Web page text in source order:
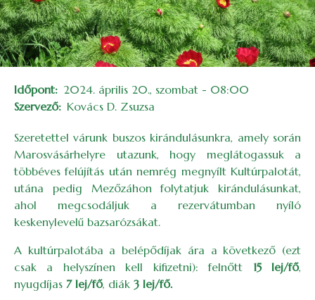
Időpont
2024. április 20., szombat - 08:00
Szervező
Kovács D. Zsuzsa
Szeretettel várunk buszos kirándulásunkra, amely során
Marosvásárhelyre utazunk, hogy meglátogassuk a
többéves felújítás után nemrég megnyílt Kultúrpalotát,
utána pedig Mezőzáhon folytatjuk kirándulásunkat,
ahol megcsodáljuk a rezervátumban nyíló
keskenylevelű bazsarózsákat.
A kultúrpalotába a belépődíjak ára a következő (ezt
csak a helyszínen kell kifizetni): felnőtt 15 lej/fő,
nyugdíjas 7 lej/fő, diák 3 lej/fő.